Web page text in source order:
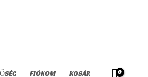
FIÓKOM KOSÁR